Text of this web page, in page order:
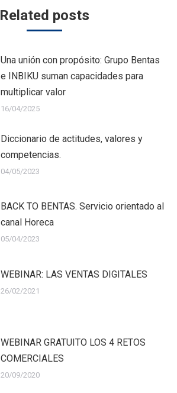
Related posts
Una unión con propósito: Grupo Bentas
e INBIKU suman capacidades para
multiplicar valor
16/04/2025
Diccionario de actitudes, valores y
competencias.
04/05/2023
BACK TO BENTAS. Servicio orientado al
canal Horeca
05/04/2023
WEBINAR: LAS VENTAS DIGITALES
26/02/2021
WEBINAR GRATUITO LOS 4 RETOS
COMERCIALES
20/09/2020